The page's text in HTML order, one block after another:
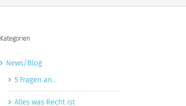
Kategorien
News/Blog
5 Fragen an…
Alles was Recht ist